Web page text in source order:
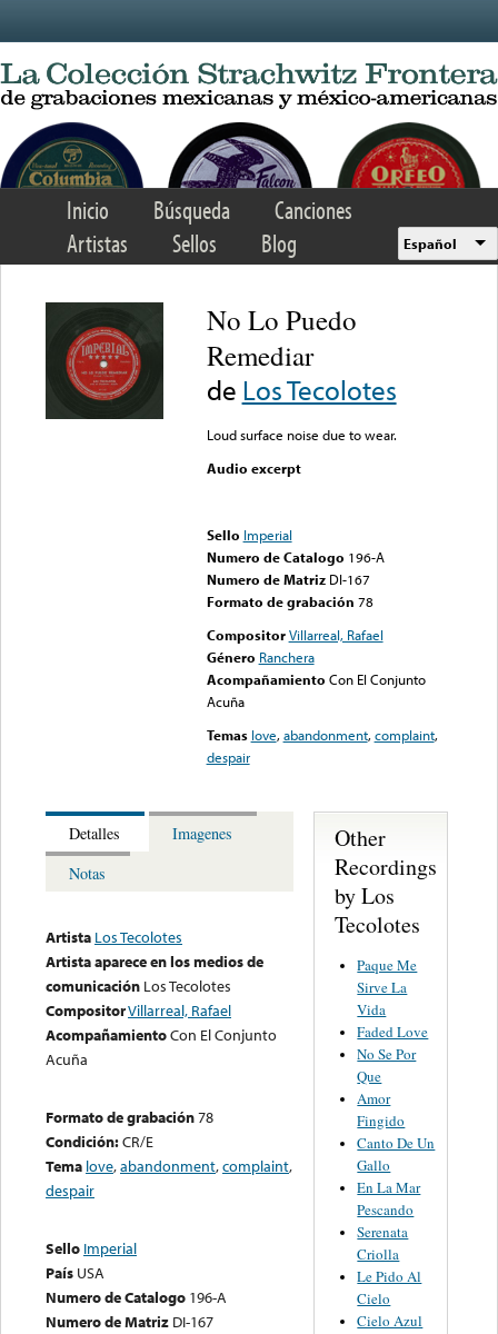
Inicio Búsqueda
Canciones
Artistas
Sellos Blog Español
No Lo Puedo
Remediar
de Los Tecolotes
Loud surface noise due to wear.
Audio excerpt
Sello Imperial
Numero de Catalogo 196-A
Numero de Matriz DI-167
Formato de grabación 78
Compositor Villarreal, Rafael
Género Ranchera
Acompañamiento Con El Conjunto
Acuña
Temas love,abandonment,complaint,
despair
Detalles
Imagenes
Notas
Artista Los Tecolotes
Artista aparece en los medios de
comunicación Los Tecolotes
CompositorVillarreal, Rafael
AcompañamientoCon El Conjunto
Acuña
Formato de grabación78
Condición:CR/E
Tema love,abandonment,complaint,
despair
Sello Imperial
País USA
Numero de Catalogo 196-A
Numero de Matriz DI-167
Other
Recordings
by Los
Tecolotes
Paque Me
Sirve La
Vida
Faded Love
No Se Por
Que
Amor
Fingido
Canto De Un
Gallo
En La Mar
Pescando
Serenata
Criolla
Le Pido Al
Cielo
Cielo Azul